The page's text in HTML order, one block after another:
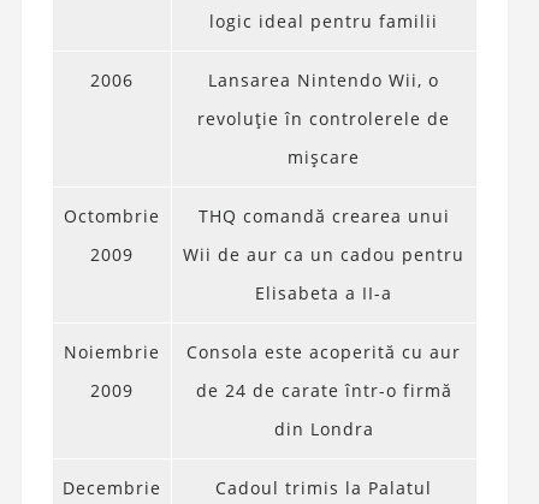
logic ideal pentru familii
2006
Lansarea Nintendo Wii, o
revoluție în controlerele de
mișcare
Octombrie
2009
THQ comandă crearea unui
Wii de aur ca un cadou pentru
Elisabeta a II-a
Noiembrie
2009
Consola este acoperită cu aur
de 24 de carate într-o firmă
din Londra
Decembrie
Cadoul trimis la Palatul